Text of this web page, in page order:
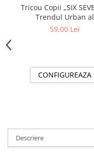
Tricou Copii „SIX
Trendul Urban al
Momentului
59,00 Lei
CONFIGUREAZA
Descriere